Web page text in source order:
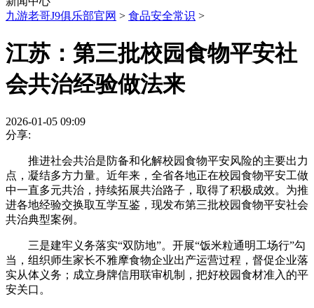
九游老哥J9俱乐部官网 > 食品安全常识 >
江苏：第三批校园食物平安社
会共治经验做法来
2026-01-05 09:09
分享:
推进社会共治是防备和化解校园食物平安风险的主要出力
点，凝结多方力量。近年来，全省各地正在校园食物平安工做
中一直多元共治，持续拓展共治路子，取得了积极成效。为推
进各地经验交换取互学互鉴，现发布第三批校园食物平安社会
共治典型案例。
三是建牢义务落实“双防地”。开展“饭米粒通明工场行”勾
当，组织师生家长不雅摩食物企业出产运营过程，督促企业落
实从体义务；成立身牌信用联审机制，把好校园食材准入的平
安关口。